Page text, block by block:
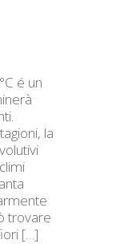
é un
la
trovare
[…]